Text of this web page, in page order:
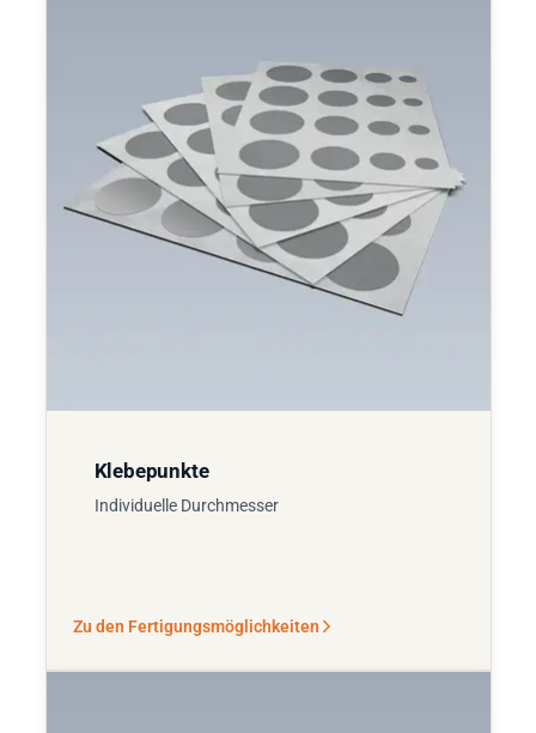
Klebepunkte
Individuelle Durchmesser
Zu den Fertigungsmöglichkeiten